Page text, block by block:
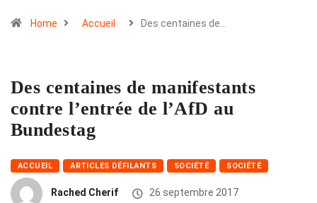
Home Accueil Des centaines de…
Des centaines de manifestants
contre l’entrée de l’AfD au
Bundestag
ACCUEIL ARTICLES DÉFILANTS SOCIÉTÉ SOCIÉTÉ
Rached Cherif 26 septembre 2017